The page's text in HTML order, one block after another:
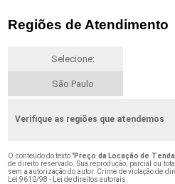
Regiões de Atendimento
Selecione:
São Paulo
Verifique as regiões que atendemos
O conteúdo do texto "Preço da Locação de
de direito reservado. Sua reprodução, parcial ou
sem a autorização do autor. Crime de violação de
Lei 9610/98 - Lei de direitos autorais